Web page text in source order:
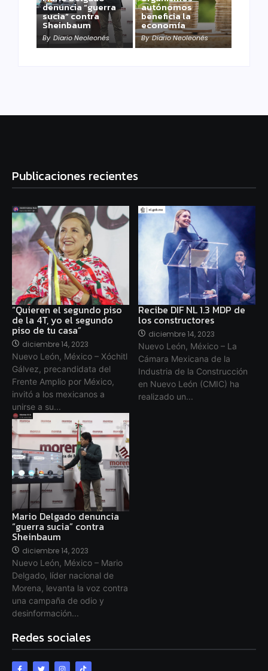
denuncia “guerra
sucia” contra
Sheinbaum
By Diario Neoleonés
autónomos
beneficia la
economía
By Diario Neoleonés
Publicaciones recientes
“Quieren el segundo piso
de la 4T, yo el segundo
piso de tu casa”
diciembre 14, 2023
Nuevo León, México – Xóchitl
Gálvez, precandidata del
Frente Amplio por México,
invitó a los mexicanos a
unirse a su...
Recibe DIF NL 1.3 MDP de
los constructores
diciembre 14, 2023
Nuevo León, México – La
Cámara Mexicana de la
Industria de la Construcción
en Nuevo León (CMIC) ha
realizado un...
Mario Delgado denuncia
“guerra sucia” contra
Sheinbaum
diciembre 14, 2023
Nuevo León, México – Mario
Delgado, líder nacional de
Morena, levanta la voz contra
una campaña de odio y
desinformación...
Redes sociales